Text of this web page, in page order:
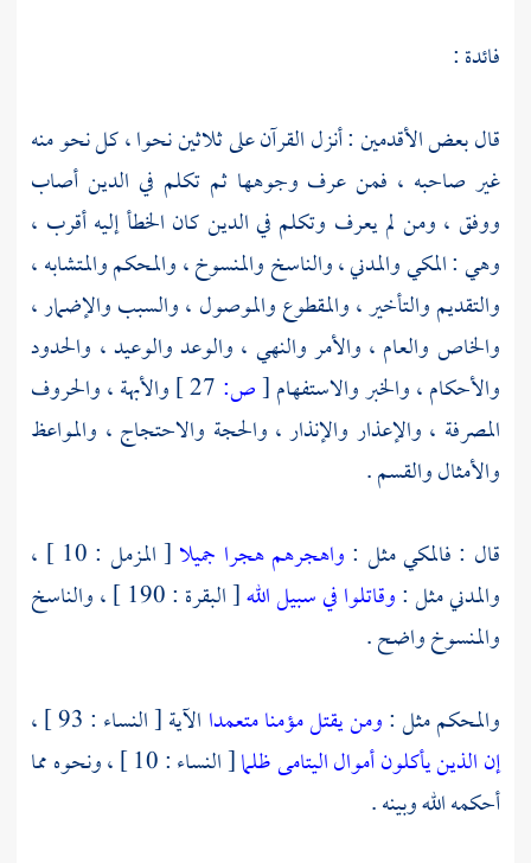
فائدة :
قال بعض الأقدمين : أنزل القرآن على ثلاثين نحوا ، كل نحو منه
غير صاحبه ، فمن عرف وجوهها ثم تكلم في الدين أصاب
ووفق ، ومن لم يعرف وتكلم في الدين كان الخطأ إليه أقرب ،
وهي : المكي والمدني ، والناسخ والمنسوخ ، والمحكم والمتشابه ،
والتقديم والتأخير ، والمقطوع والموصول ، والسبب والإضمار ،
والخاص والعام ، والأمر والنهي ، والوعد والوعيد ، والحدود
والأحكام ، والخبر والاستفهام[ص:
والأبهة ، والحروف
المصرفة ، والإعذار والإنذار ، والحجة والاحتجاج ، والمواعظ
والأمثال والقسم .
قال : فالمكي مثل : واهجرهم هجرا جميلا
[ المزمل : 10 ] ،
والمدني مثل :وقاتلوا في سبيل الله
[ البقرة : 190 ] ، والناسخ
والمنسوخ واضح .
والمحكم مثل :ومن يقتل مؤمنا متعمدا الآية [ النساء : 93 ] ،
إن الذين يأكلون أموال اليتامى ظلما
[ النساء : 10 ] ، ونحوه مما
أحكمه الله وبينه .